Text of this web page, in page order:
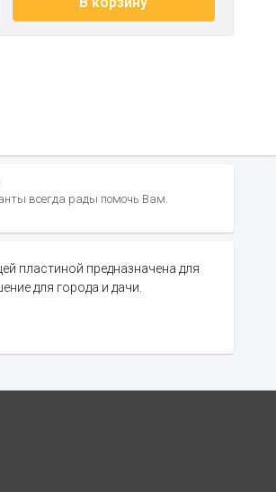
всегда рады помочь Вам.
пластиной предназначена для
для города и дачи.